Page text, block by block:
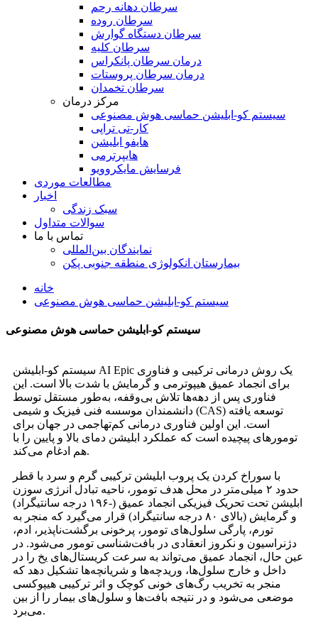
سرطان دهانه رحم
سرطان روده
سرطان دستگاه گوارش
سرطان کلیه
درمان سرطان پانکراس
درمان سرطان پروستات
سرطان تخمدان
مرکز درمان
سیستم کو-ابلیشن حماسی هوش مصنوعی
کار-تی تراپی
هایفو ابلیشن
هایپرترمی
فرسایش مایکروویو
مطالعات موردی
اخبار
سبک زندگی
سوالات متداول
تماس با ما
نمایندگان بین‌المللی
بیمارستان انکولوژی منطقه جنوبی پکن
خانه
سیستم کو-ابلیشن حماسی هوش مصنوعی
سیستم کو-ابلیشن حماسی هوش مصنوعی
سیستم کو-ابلیشن AI Epic یک روش درمانی ترکیبی و فناوری
برای انجماد عمیق هیپوترمی و گرمایش با شدت بالا است. این
فناوری پس از دهه‌ها تلاش بی‌وقفه، به‌طور مستقل توسط
دانشمندان موسسه فنی فیزیک و شیمی (CAS) توسعه یافته
است. این اولین فناوری درمانی کم‌تهاجمی در جهان برای
تومورهای پیچیده است که عملکرد ابلیشن دمای بالا و پایین را با
هم ادغام می‌کند.
با سوراخ کردن یک پروب ابلیشن ترکیبی گرم و سرد با قطر
حدود ۲ میلی‌متر در محل هدف تومور، ناحیه تبادل انرژی سوزن
ابلیشن تحت تحریک فیزیکی انجماد عمیق (-۱۹۶ درجه سانتیگراد)
و گرمایش (بالای ۸۰ درجه سانتیگراد) قرار می‌گیرد که منجر به
تورم، پارگی سلول‌های تومور، پرخونی برگشت‌ناپذیر، ادم،
دژنراسیون و نکروز انعقادی در بافت‌شناسی تومور می‌شود. در
عین حال، انجماد عمیق می‌تواند به سرعت کریستال‌های یخ را در
داخل و خارج سلول‌ها، وریدچه‌ها و شریانچه‌ها تشکیل دهد که
منجر به تخریب رگ‌های خونی کوچک و اثر ترکیبی هیپوکسی
موضعی می‌شود و در نتیجه بافت‌ها و سلول‌های بیمار را از بین
می‌برد.